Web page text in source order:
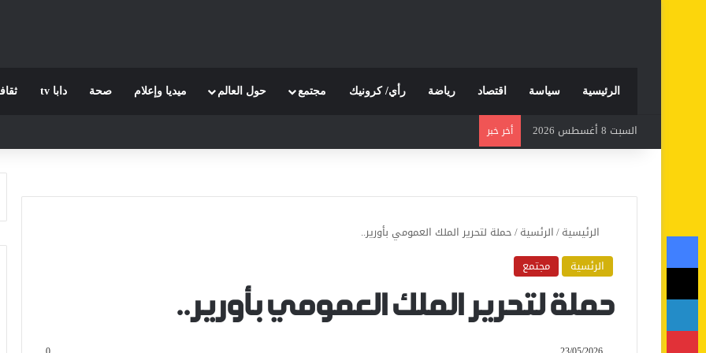
الرئيسية سياسة اقتصاد رياضة رأي/ كرونيك مجتمع حول العالم ميديا وإعلام صحة دابا tv
السبت 8 أغسطس 2026 أخر خبر
الرئيسية/الرئسية/حملة لتحرير الملك العمومي بأورير..
الرئسية
مجتمع
حملة لتحرير الملك العمومي بأورير..